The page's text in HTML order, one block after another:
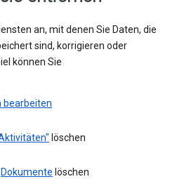
an, mit denen Sie Daten, die
sind, korrigieren oder
können Sie
bearbeiten
löschen
Dokumente löschen